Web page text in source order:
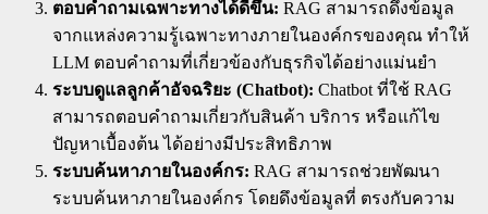
ตอบคำถามเฉพาะทางได้ดีขึ้น: RAG สามารถดึงข้อมูล
จากแหล่งความรู้เฉพาะทางภายในองค์กรของคุณ ทำให้
LLM ตอบคำถามที่เกี่ยวข้องกับธุรกิจได้อย่างแม่นยำ
ระบบดูแลลูกค้าอัจฉริยะ (Chatbot): Chatbot ที่ใช้ RAG
สามารถตอบคำถามเกี่ยวกับสินค้า บริการ หรือแก้ไข
ปัญหาเบื้องต้น ได้อย่างมีประสิทธิภาพ
ระบบค้นหาภายในองค์กร: RAG สามารถช่วยพัฒนา
ระบบค้นหาภายในองค์กร โดยดึงข้อมูลที่ ตรงกับความ